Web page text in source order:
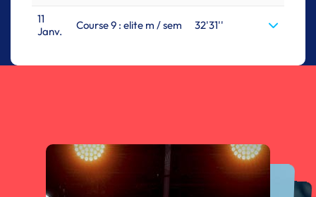
11
Janv.
Course 9 : elite m / sem 32'31''